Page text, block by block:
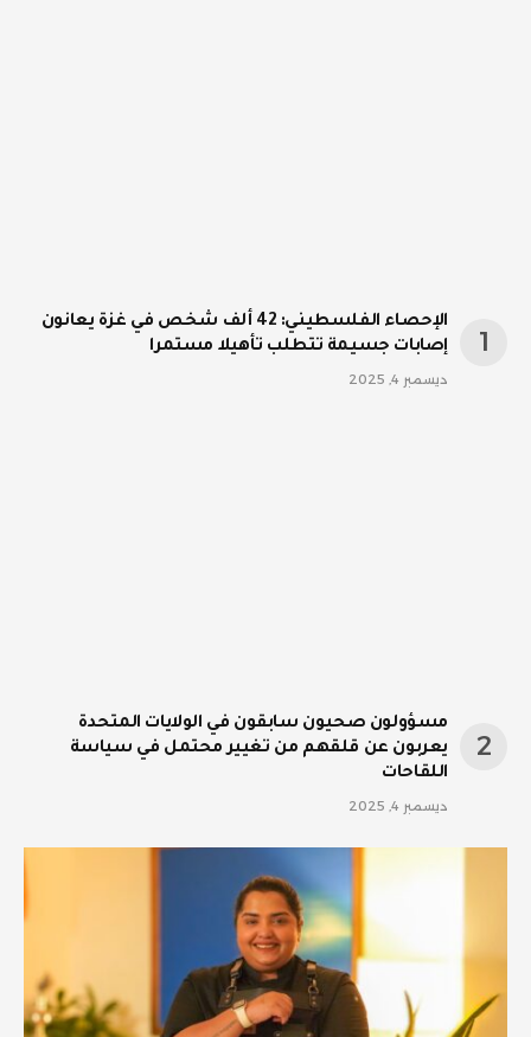
الإحصاء الفلسطيني: 42 ألف شخص في غزة يعانون
إصابات جسيمة تتطلب تأهيلا مستمرا
ديسمبر 4, 2025
مسؤولون صحيون سابقون في الولايات المتحدة
يعربون عن قلقهم من تغيير محتمل في سياسة
اللقاحات
ديسمبر 4, 2025